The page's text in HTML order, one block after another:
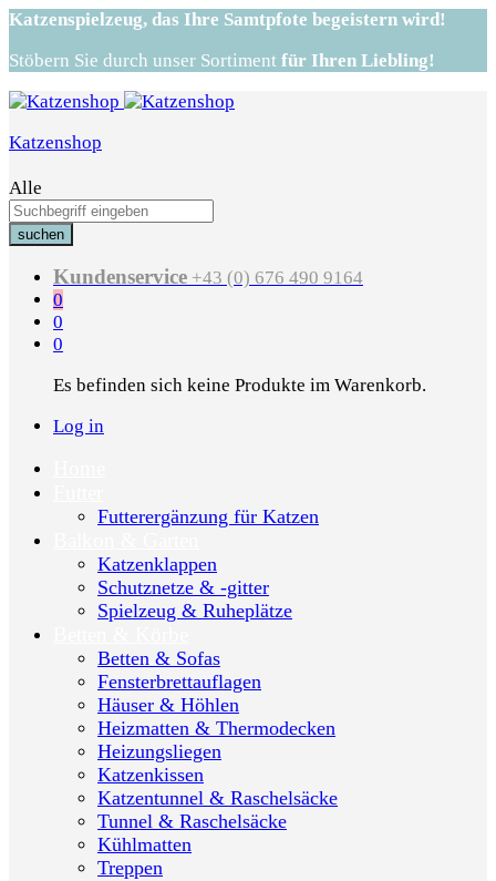
Katzenspielzeug, das Ihre Samtpfote begeistern wird!
Stöbern Sie durch unser Sortiment für Ihren Liebling!
Katzenshop
Alle
suchen
Kundenservice +43 (0) 676 490 9164
0
0
0
Es befinden sich keine Produkte im Warenkorb.
Log in
Futterergänzung für Katzen
Katzenklappen
Schutznetze & -gitter
Spielzeug & Ruheplätze
Betten & Sofas
Fensterbrettauflagen
Häuser & Höhlen
Heizmatten & Thermodecken
Heizungsliegen
Katzenkissen
Katzentunnel & Raschelsäcke
Tunnel & Raschelsäcke
Kühlmatten
Treppen